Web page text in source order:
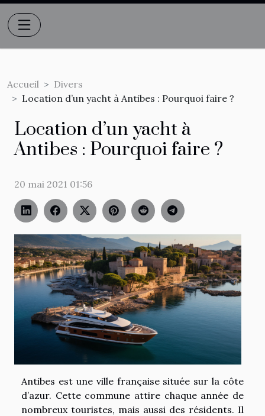
Accueil
Divers
Location d’un yacht à Antibes : Pourquoi faire ?
Location d’un yacht à
Antibes : Pourquoi faire ?
20 mai 2021 01:56
Antibes est une ville française située sur la côte
d’azur. Cette commune attire chaque année de
nombreux touristes, mais aussi des résidents. Il